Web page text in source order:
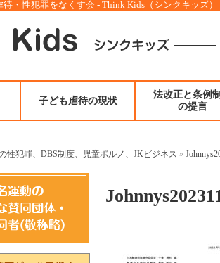
待・性犯罪をなくす会 - Think Kids（シンクキッズ）
子ども虐待の現状
法改正と条例
の提言
性犯罪、DBS制度、児童ポルノ、JKビジネス »